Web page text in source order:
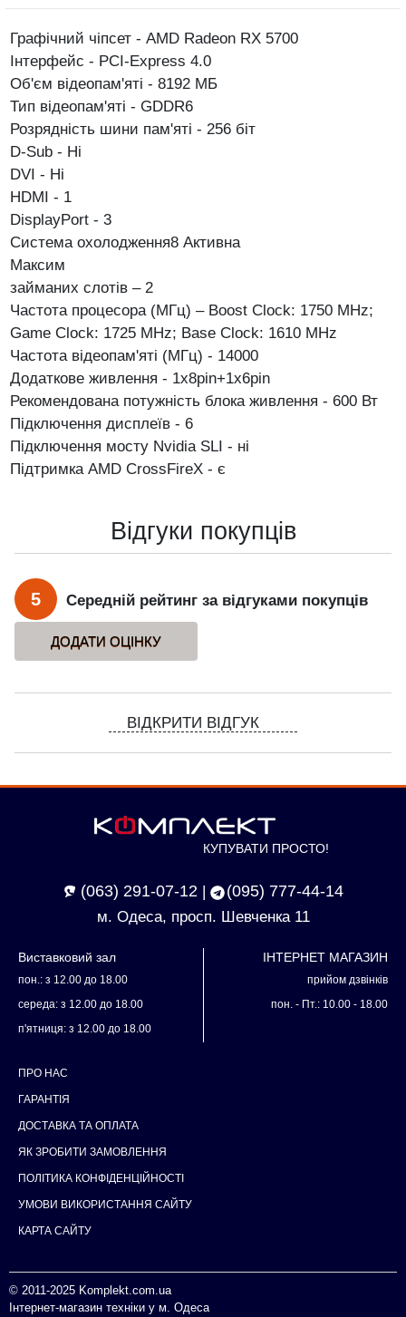
Графічний чіпсет - AMD Radeon RX 5700
Інтерфейс - PCI-Express 4.0
Об'єм відеопам'яті - 8192 МБ
Тип відеопам'яті - GDDR6
Розрядність шини пам'яті - 256 біт
D-Sub - Ні
DVI - Ні
HDMI - 1
DisplayPort - 3
Система охолодження8 Активна
Максим
займаних слотів – 2
Частота процесора (МГц) – Boost Clock: 1750 MHz;
Game Clock: 1725 MHz; Base Clock: 1610 MHz
Частота відеопам'яті (МГц) - 14000
Додаткове живлення - 1x8pin+1x6pin
Рекомендована потужність блока живлення - 600 Вт
Підключення дисплеїв - 6
Підключення мосту Nvidia SLI - ні
Підтримка AMD CrossFireX - є
Відгуки покупців
5 Середній рейтинг за відгуками покупців
ВІДКРИТИ ВІДГУК
КУПУВАТИ ПРОСТО!
(063) 291-07-12 (095) 777-44-14
м. Одеса, просп. Шевченка 11
Виставковий зал
пон.: з 12.00 до 18.00
середа: з 12.00 до 18.00
п'ятниця: з 12.00 до 18.00
ІНТЕРНЕТ МАГАЗИН
прийом дзвінків
пон. - Пт.: 10.00 - 18.00
ПРО НАС
ГАРАНТІЯ
ДОСТАВКА ТА ОПЛАТА
ЯК ЗРОБИТИ ЗАМОВЛЕННЯ
ПОЛІТИКА КОНФІДЕНЦІЙНОСТІ
УМОВИ ВИКОРИСТАННЯ САЙТУ
КАРТА САЙТУ
© 2011-2025 Komplekt.com.ua
Інтернет-магазин техніки у м. Одеса